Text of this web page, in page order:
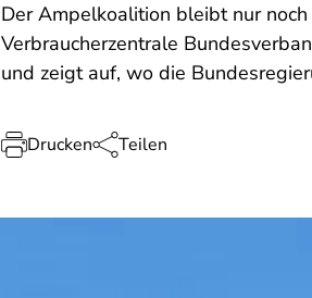
Der Ampelkoalition bleibt nur
Verbraucherzentrale
und zeigt auf, wo die
Drucken Teilen